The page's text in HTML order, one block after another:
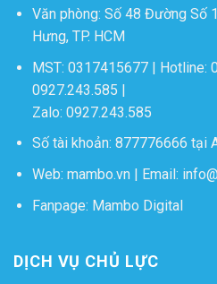
Văn phòng: Số 48 Đường Số
Hưng, TP. HCM
MST: 0317415677 | Hotline:
0927.243.585 |
Zalo: 0927.243.585
Số tài khoản: 877776666 tại
Web: mambo.vn| Email:
Fanpage: Mambo Digital
DỊCH VỤ CHỦ LỰC